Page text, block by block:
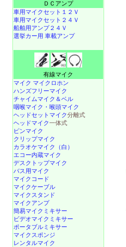
ＤＣアンプ
車用マイクセット１２Ｖ
車用マイクセット２４Ｖ
船舶用アンプ２４Ｖ
選挙カー用 車載アンプ
有線マイク
マイク マイクロホン
ハンズフリーマイク
チャイムマイク＆ベル
咽喉マイク・喉頭マイク
ヘッドセットマイク分離式
ヘッドマイク一体式
ピンマイク
クリップマイク
カラオケマイク（白）
エコー内蔵マイク
デスクトップマイク
バス用マイク
マイクコード
マイクケーブル
マイクスタンド
マイクアンプ
簡易マイクミキサー
ビデオマイクミキサー
ポータブルミキサー
マイクスポンジ
レンタルマイク